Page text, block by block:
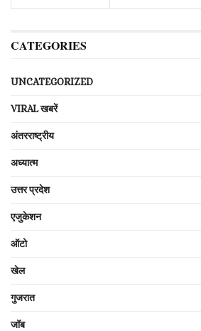
CATEGORIES
UNCATEGORIZED
VIRAL खबरें
अंतरराष्ट्रीय
अध्यात्म
उत्तर प्रदेश
एजुकेशन
ऑटो
खेल
गुजरात
जॉब